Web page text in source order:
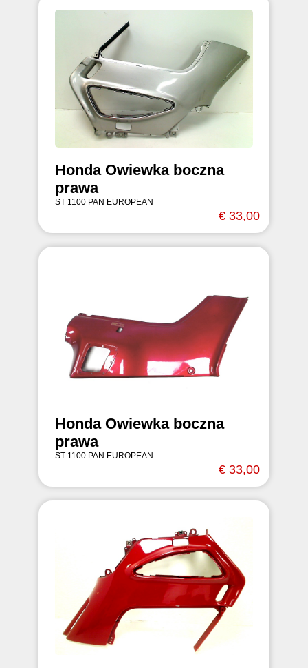
Honda Owiewka boczna
prawa
ST 1100 PAN EUROPEAN
€ 33,00
Honda Owiewka boczna
prawa
ST 1100 PAN EUROPEAN
€ 33,00